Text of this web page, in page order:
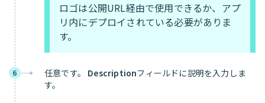
ロゴは公開URL経由で使用できるか、アプ
リ内にデプロイされている必要がありま
す。
6 任意です。 Descriptionフィールドに説明を入力しま
す。